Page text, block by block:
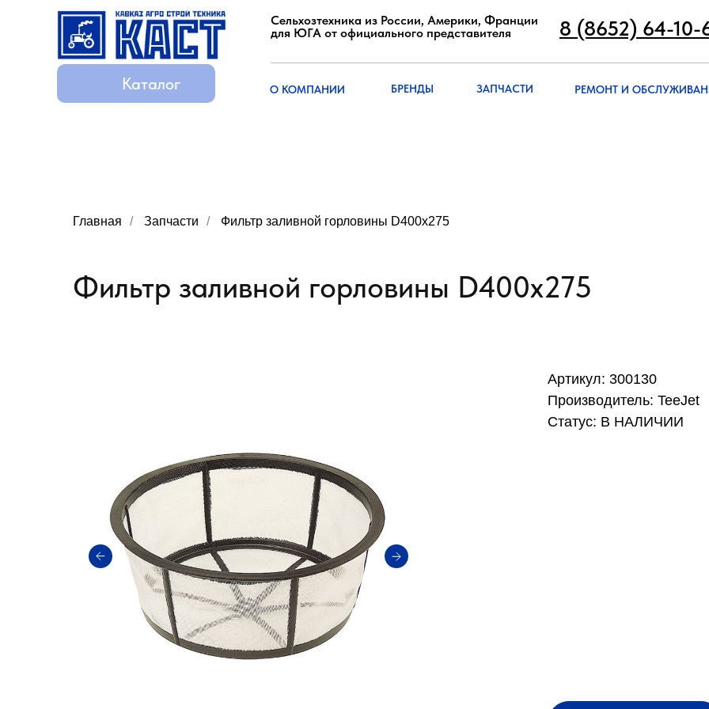
Сельхозтехника из России, Америки, Франции
для ЮГА от официального представителя
8 (8652) 64-10-
ЗАПЧАСТИ
Каталог РЕМОНТ И
БРЕНДЫ
О КОМПАНИИ
8 (8652) 64-10-
О КОМПАНИИ БРЭНДЫ
Каталог ЗАПЧАСТИ
Главная / Запчасти / Фильтр заливной горловины D400х275
Фильтр заливной горловины D400х275
Артикул: 300130
Производитель: TeeJet
Статус: В НАЛИЧИИ